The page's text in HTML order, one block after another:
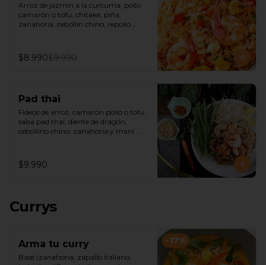
Arroz de jazmín a la curcuma, pollo
camarón o tofu, chitake, piña,
zanahoria, cebollin chino, repollo
$8.990$9.990
Pad thai
Fideos de arroz, camarón pollo o tofu,
salsa pad thai, diente de dragón,
cebollino chino, zanahoria y maní
$9.990
Currys
-17%
Arma tu curry
Base (zanahoria, zapallo italiano,